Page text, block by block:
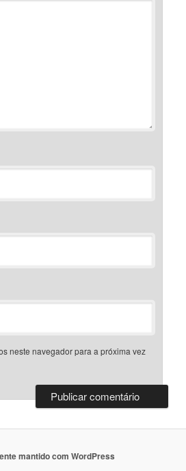
neste navegador para a próxima vez
mantido com WordPress